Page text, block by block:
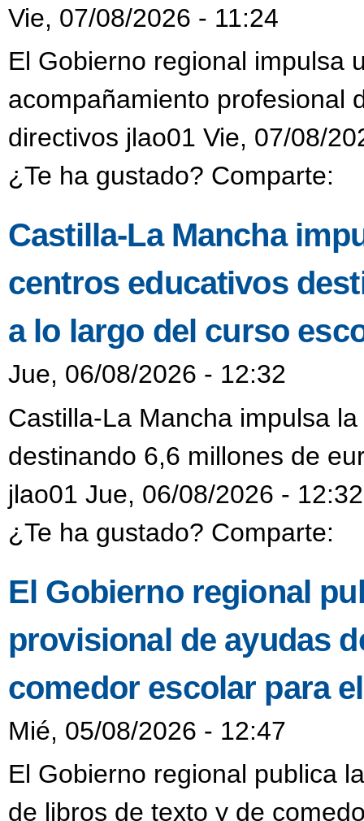
Vie, 07/08/2026 - 11:24
El Gobierno regional impulsa
acompañamiento profesional
directivos jlao01 Vie, 07/08/
¿Te ha gustado? Comparte:
Castilla-La Mancha
centros educativos
a lo largo del curso
Jue, 06/08/2026 - 12:32
Castilla-La Mancha impulsa
destinando 6,6 millones de
jlao01 Jue, 06/08/2026 - 12:32
¿Te ha gustado? Comparte:
El Gobierno regional
provisional de ayudas
comedor escolar para
Mié, 05/08/2026 - 12:47
El Gobierno regional publica
de libros de texto y de